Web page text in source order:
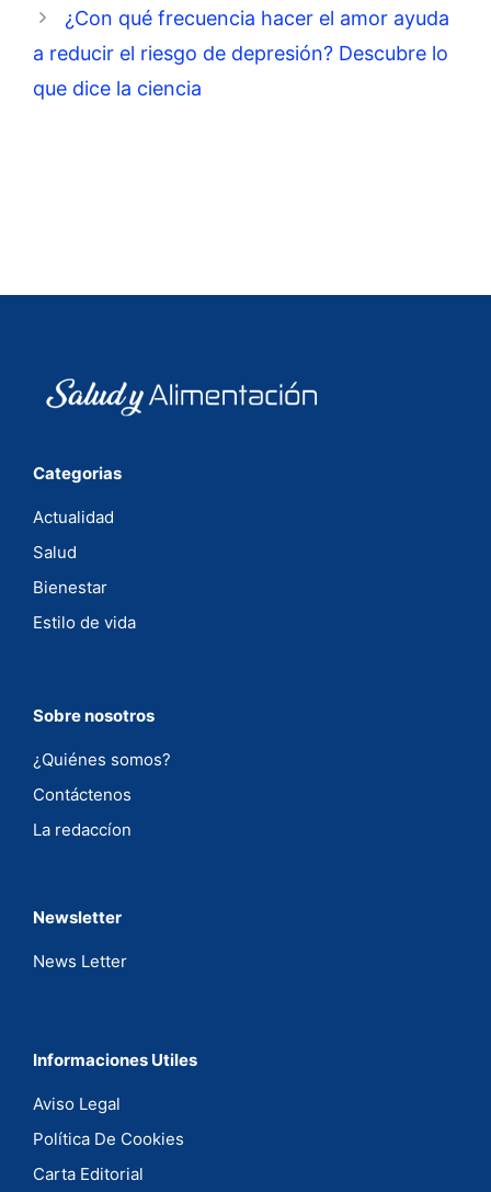
¿Con qué frecuencia hacer el amor ayuda
a reducir el riesgo de depresión? Descubre lo
que dice la ciencia
Categorias
Actualidad
Salud
Bienestar
Estilo de vida
Sobre nosotros
¿Quiénes somos?
Contáctenos
La redaccíon
Newsletter
News Letter
Informaciones Utiles
Aviso Legal
Política De Cookies
Carta Editorial